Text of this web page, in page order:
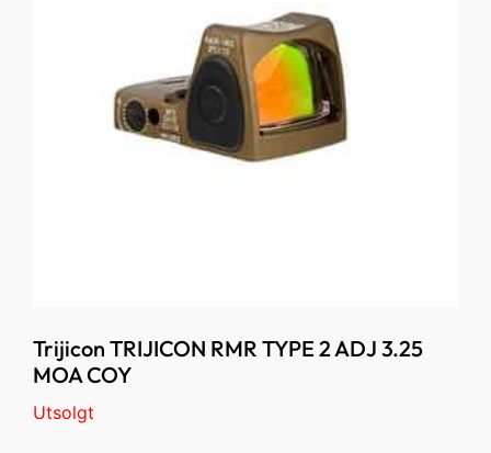
Trijicon TRIJICON RMR TYPE 2 ADJ 3.25
MOA COY
Utsolgt